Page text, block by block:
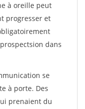
à oreille peut
progresser et
dans
se
à porte. Des
prenaient du